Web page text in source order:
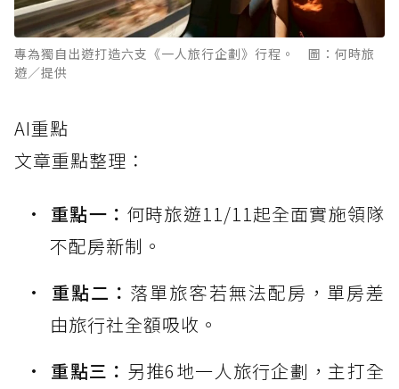
專為獨自出遊打造六支《一人旅行企劃》行程。 圖：何時旅
遊／提供
AI重點
文章重點整理：
重點一： 何時旅遊11/11起全面實施領隊
不配房新制。
重點二： 落單旅客若無法配房，單房差
由旅行社全額吸收。
重點三： 另推6地一人旅行企劃，主打全